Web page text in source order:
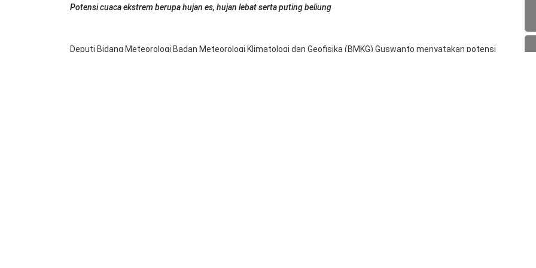
Potensi cuaca ekstrem berupa hujan es, hujan lebat serta puting beliung
Deputi Bidang Meteorologi Badan Meteorologi Klimatologi dan Geofisika (BMKG) Guswanto menyatakan potensi